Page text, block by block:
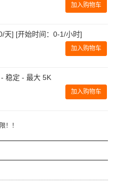
加入购物车
天] [开始时间：0-1/小时]
加入购物车
稳定 - 最大 5K
加入购物车
！！